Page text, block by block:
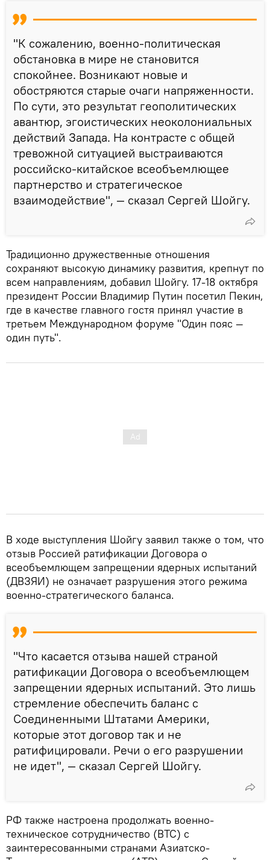
"К сожалению, военно-политическая
обстановка в мире не становится
спокойнее. Возникают новые и
обостряются старые очаги напряженности.
По сути, это результат геополитических
авантюр, эгоистических неоколониальных
действий Запада. На контрасте с общей
тревожной ситуацией выстраиваются
российско-китайское всеобъемлющее
партнерство и стратегическое
взаимодействие", — сказал Сергей Шойгу.
Традиционно дружественные отношения
сохраняют высокую динамику развития, крепнут по
всем направлениям, добавил Шойгу.️ 17-18 октября
президент России Владимир Путин посетил Пекин,
где в качестве главного гостя принял участие в
третьем Международном форуме "Один пояс —
один путь".
В ходе выступления Шойгу заявил также о том, что
отзыв Россией ратификации Договора о
всеобъемлющем запрещении ядерных испытаний
(ДВЗЯИ) не означает разрушения этого режима
военно-стратегического баланса.
"Что касается отзыва нашей страной
ратификации Договора о всеобъемлющем
запрещении ядерных испытаний. Это лишь
стремление обеспечить баланс с
Соединенными Штатами Америки,
которые этот договор так и не
ратифицировали. Речи о его разрушении
не идет", — сказал Сергей Шойгу.
РФ также настроена продолжать военно-
техническое сотрудничество (ВТС) с
заинтересованными странами Азиатско-